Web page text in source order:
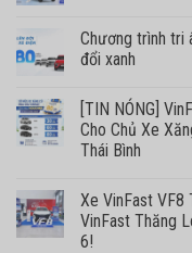
Chương trình tri
đổi xanh
[TIN NÓNG]
Cho Chủ Xe
Thái Bình
Xe VinFast VF8
VinFast Thăng
6!